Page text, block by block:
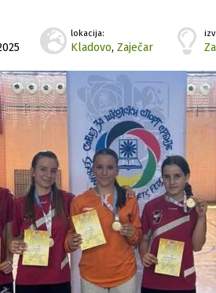
lokacija:
Kladovo, Zaječar